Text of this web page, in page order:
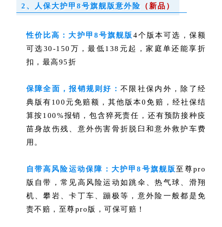
2、人保大护甲8号旗舰版意外险 （新品）
性价比高： 大护甲8号旗舰版 4个版本可选，保额
可选30-150万，最低138元起，家庭单还能享折
扣，最高95折
保障全面，报销规则好 ：不限社保内外，除了经
典版有100元免赔额，其他版本0免赔，经社保结
算按100%报销，包含猝死责任，还有预防接种疫
苗身故伤残、意外伤害骨折脱臼和意外救护车费
用。
自带高风险运动保障： 大护甲8号旗舰版至尊pro
版自带，常见高风险运动如 跳伞、热气球、滑翔
机、攀岩、卡丁车、蹦极等，意外险一般都是免
责不赔，至尊pro版，可保可赔！